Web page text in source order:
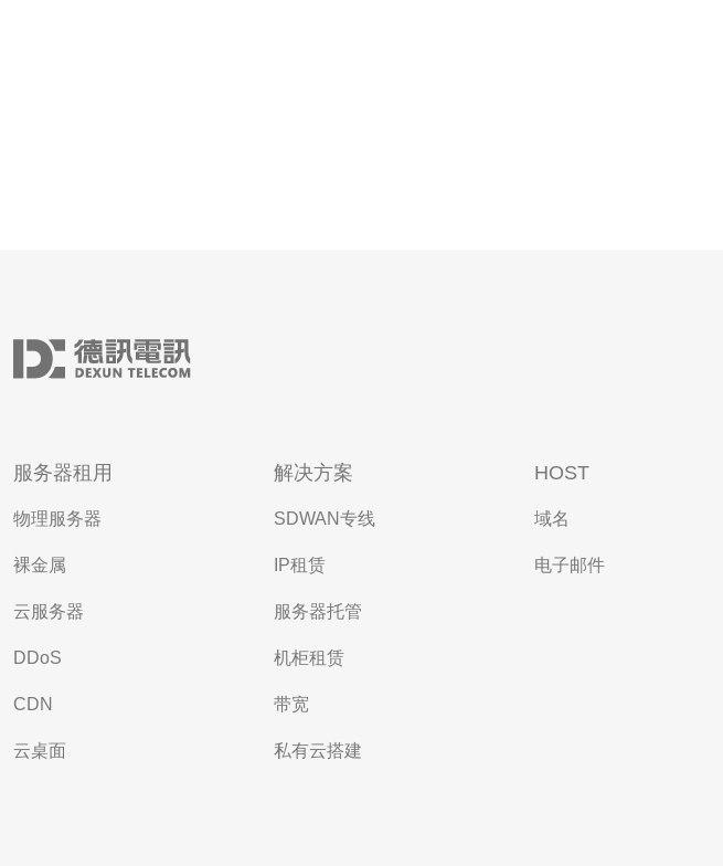
服务器租用
物理服务器
裸金属
云服务器
DDoS
CDN
云桌面
解决方案
SDWAN专线
IP租赁
服务器托管
机柜租赁
带宽
私有云搭建
HOST
域名
电子邮件